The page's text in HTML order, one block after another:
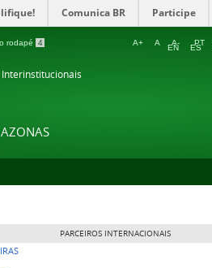
Comunica BR Participe
rodapé 4 A+ A A- PT
EN ES
PARCEIROS INTERNACIONAIS